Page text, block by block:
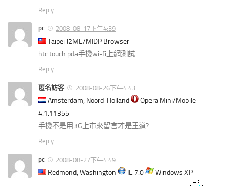
Reply
pc 2008-08-17下午4:39
Taipei J2ME/MIDP Browser
htc touch pda手機wi-fi上網測試…….
Reply
匿名訪客 2008-08-26下午4:43
Amsterdam, Noord-Holland
Opera Mini/Mobile
4.1.11355
手機不是用3G上市來留言才是王道?
Reply
pc 2008-08-27下午4:49
Redmond, Washington IE 7.0 Windows XP